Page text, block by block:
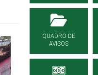
QUADRO DE
AVISOS